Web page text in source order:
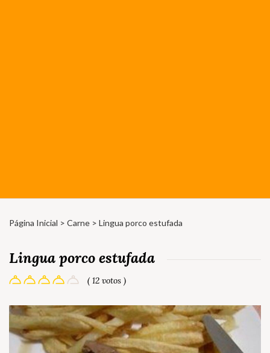
Página Inicial > Carne > Lingua porco estufada
Lingua porco estufada
( 12 votos )